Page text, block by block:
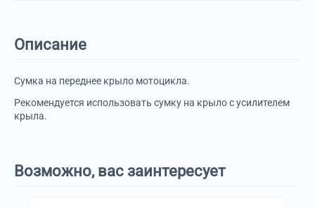
Описание
Сумка на переднее крыло мотоцикла.
Рекомендуется использовать сумку на крыло с усилителем
крыла.
Возможно, вас заинтересует